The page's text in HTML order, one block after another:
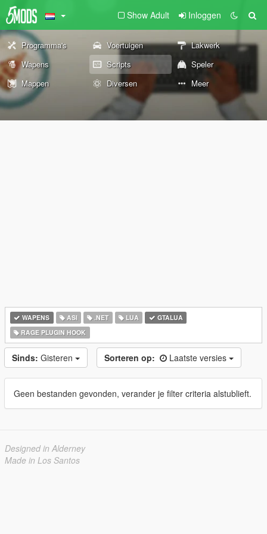
Show Adult Inloggen
Programma's Voertuigen
Lakwerk
Wapens
Scripts
Speler
Mappen
Diversen Meer
WAPENS ASI .NET LUA
GTALUA
RAGE PLUGIN HOOK
Sinds: Gisteren Sorteren op: Laatste versies
Geen bestanden gevonden, verander je filter criteria alstublieft.
Designed in Alderney
Made in Los Santos